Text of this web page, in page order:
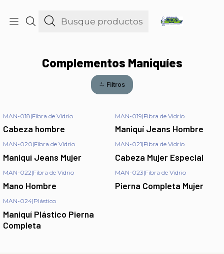
Complementos Maniquíes
Filtros
MAN-018|Fibra de Vidrio
Cabeza hombre
MAN-019|Fibra de Vidrio
Maniquí Jeans Hombre
MAN-020|Fibra de Vidrio
Maniquí Jeans Mujer
MAN-021|Fibra de Vidrio
Cabeza Mujer Especial
MAN-022|Fibra de Vidrio
Mano Hombre
MAN-023|Fibra de Vidrio
Pierna Completa Mujer
MAN-024|Plástico
Maniquí Plástico Pierna
Completa